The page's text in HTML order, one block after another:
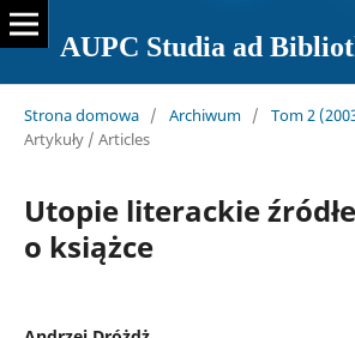
Strona domowa / Archiwum / Tom 2
Artykuły / Articles
Utopie literackie
o książce